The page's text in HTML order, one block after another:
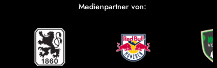
Medienpartner von: